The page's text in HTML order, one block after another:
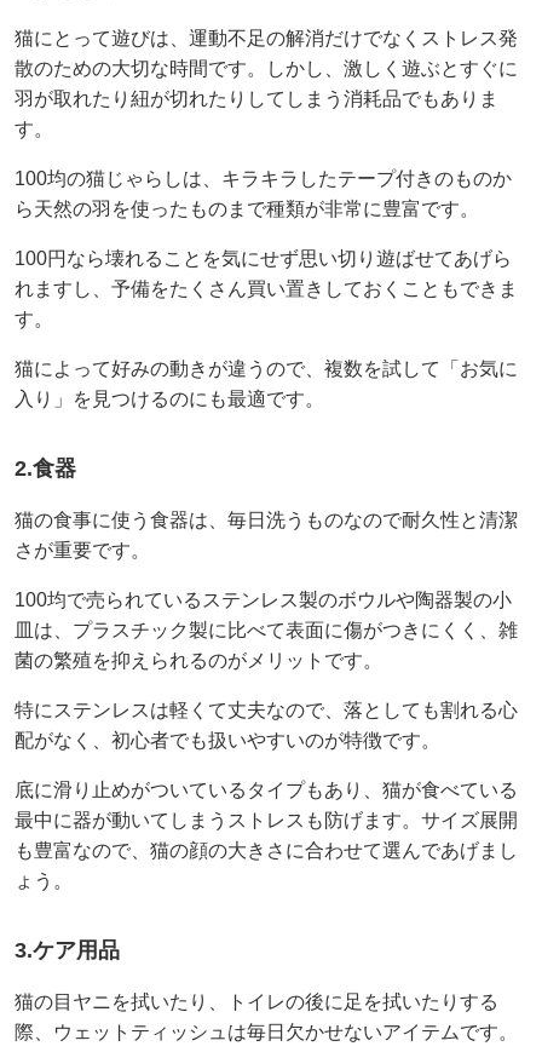
猫にとって遊びは、運動不足の解消だけでなくストレス発
散のための大切な時間です。しかし、激しく遊ぶとすぐに
羽が取れたり紐が切れたりしてしまう消耗品でもありま
す。
100均の猫じゃらしは、キラキラしたテープ付きのものか
ら天然の羽を使ったものまで種類が非常に豊富です。
100円なら壊れることを気にせず思い切り遊ばせてあげら
れますし、予備をたくさん買い置きしておくこともできま
す。
猫によって好みの動きが違うので、複数を試して「お気に
入り」を見つけるのにも最適です。
2.食器
猫の食事に使う食器は、毎日洗うものなので耐久性と清潔
さが重要です。
100均で売られているステンレス製のボウルや陶器製の小
皿は、プラスチック製に比べて表面に傷がつきにくく、雑
菌の繁殖を抑えられるのがメリットです。
特にステンレスは軽くて丈夫なので、落としても割れる心
配がなく、初心者でも扱いやすいのが特徴です。
底に滑り止めがついているタイプもあり、猫が食べている
最中に器が動いてしまうストレスも防げます。サイズ展開
も豊富なので、猫の顔の大きさに合わせて選んであげまし
ょう。
3.ケア用品
猫の目ヤニを拭いたり、トイレの後に足を拭いたりする
際、ウェットティッシュは毎日欠かせないアイテムです。